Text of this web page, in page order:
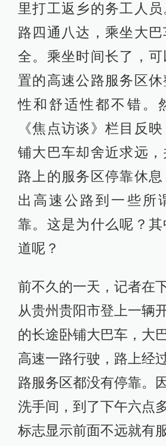
里打工返乡的务工人
路四通八达，乘坐大
全。乘坐时间长了，
置的高速公路服务区
性和舒适性都不错。
《焦点访谈》栏目反
铺大巴车却舍近求远
路上的服务区停靠休
出高速公路到一些所
靠。这是为什么呢？
道呢？
前不久的一天，记者在
从贵州贵阳市登上一辆
的长途卧铺大巴车，大
高速一路行驶，路上经
路服务区都没有停靠。
洗手间，到了下午六点
标志显示前面不远就有